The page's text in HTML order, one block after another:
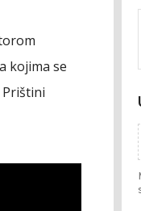
kojima se